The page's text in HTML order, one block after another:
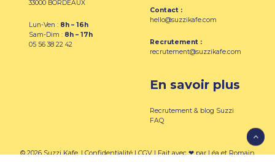
33000 BORDEAUX
Lun-Ven : 8h – 16h
Sam-Dim : 8h – 17h
05 56 38 22 42
Contact :
hello@suzzikafe.com
Recrutement :
recrutement@suzzikafe.com
En savoir plus
Recrutement & blog Suzzi
FAQ
© 2026 Suzzi Kafe. |Confidentialité|CGV| Fait avec ❤ parLéaetRomain